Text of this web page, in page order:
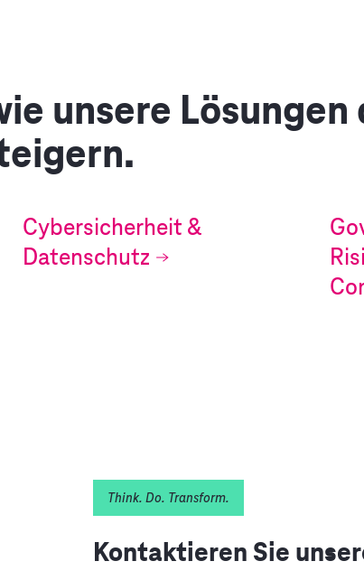
unsere Lösungen
Cybersicherheit &
Datenschutz
Think. Do. Transform.
Kontaktieren Sie